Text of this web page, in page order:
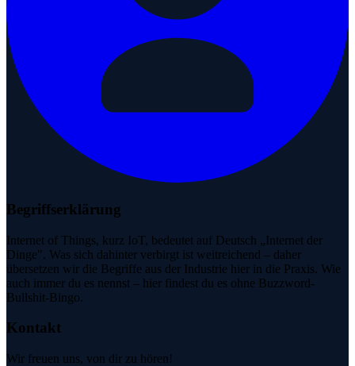
Begriffserklärung
Internet of Things, kurz IoT, bedeutet auf Deutsch „Internet der
Dinge". Was sich dahinter verbirgt ist weitreichend – daher
übersetzen wir die Begriffe aus der Industrie hier in die Praxis. Wie
auch immer du es nennst – hier findest du es ohne Buzzword-
Bullshit-Bingo.
Kontakt
Wir freuen uns, von dir zu hören!